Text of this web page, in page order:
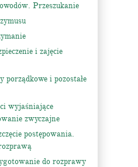
Przeszukanie
i zajęcie
porządkowe i pozostałe
wyjaśniające
zwyczajne
postępowania.
do rozprawy